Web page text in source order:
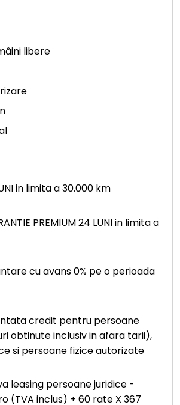
libere
in limita a 30.000 km
PREMIUM 24 LUNI in limita a
cu avans 0% pe o perioada
credit pentru persoane
obtinute inclusiv in afara tarii),
si persoane fizice autorizate
leasing persoane juridice -
(TVA inclus) + 60 rate X 367